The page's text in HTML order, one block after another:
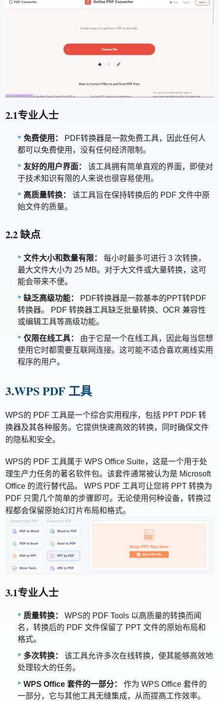
2.1专业人士
免费使用：
PDF转换器是一款免费工具，因此任何人
都可以免费使用，没有任何经济限制。
友好的用户界面：
该工具拥有简单直观的界面，即使对
于技术知识有限的人来说也很容易使用。
高质量转换：
该工具旨在保持转换后的 PDF 文件中原
始文件的质量。
2.2 缺点
文件大小和数量有限：
每小时最多可进行 3 次转换，
最大文件大小为 25 MB。对于大文件或大量转换，这可
能会带来不便。
缺乏高级功能：
PDF转换器是一款基本的PPT转PDF
转换器。 PDF 转换器工具缺乏批量转换、OCR 兼容性
或编辑工具等高级功能。
仅限在线工具：
由于它是一个在线工具，因此每当您想
使用它时都需要互联网连接。这可能不适合喜欢离线实用
程序的用户。
3.WPS PDF 工具
WPS的 PDF 工具是一个综合实用程序，包括 PPT PDF 转
换器及其各种服务。它提供快速高效的转换，同时确保文件
的隐私和安全。
WPS的 PDF 工具属于 WPS Office Suite，这是一个用于处
理生产力任务的著名软件包。该套件通常被认为是 Microsoft
Office 的流行替代品。 WPS PDF 工具可让您将 PPT 转换为
PDF 只需几个简单的步骤即可。无论使用何种设备，转换过
程都会保留原始幻灯片布局和格式。
3.1专业人士
质量转换：
WPS的 PDF Tools 以高质量的转换而闻
名，转换后的 PDF 文件保留了 PPT 文件的原始布局和
格式。
多次转换：
该工具允许多次在线转换，使其能够高效地
处理较大的任务。
WPS Office 套件的一部分：
作为 WPS Office 套件的
一部分，它与其他工具无缝集成，从而提高工作效率。